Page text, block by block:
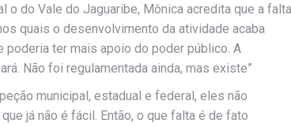
do Vale do Jaguaribe, Mônica acredita que a falta
quais o desenvolvimento da atividade acaba
poderia ter mais apoio do poder público. A
Não foi regulamentada ainda, mas existe”
municipal, estadual e federal, eles não
já não é fácil. Então, o que falta é de fato